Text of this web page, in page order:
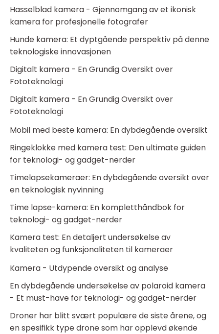
Hasselblad kamera - Gjennomgang av et ikonisk
kamera for profesjonelle fotografer
Hunde kamera: Et dyptgående perspektiv på denne
teknologiske innovasjonen
Digitalt kamera - En Grundig Oversikt over
Fototeknologi
Digitalt kamera - En Grundig Oversikt over
Fototeknologi
Mobil med beste kamera: En dybdegående oversikt
Ringeklokke med kamera test: Den ultimate guiden
for teknologi- og gadget-nerder
Timelapsekameraer: En dybdegående oversikt over
en teknologisk nyvinning
Time lapse-kamera: En kompletthåndbok for
teknologi- og gadget-nerder
Kamera test: En detaljert undersøkelse av
kvaliteten og funksjonaliteten til kameraer
Kamera - Utdypende oversikt og analyse
En dybdegående undersøkelse av polaroid kamera
- Et must-have for teknologi- og gadget-nerder
Droner har blitt svært populære de siste årene, og
en spesifikk type drone som har opplevd økende